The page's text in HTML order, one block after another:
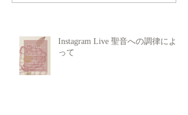
Instagram Live 聖音への調律によ
って